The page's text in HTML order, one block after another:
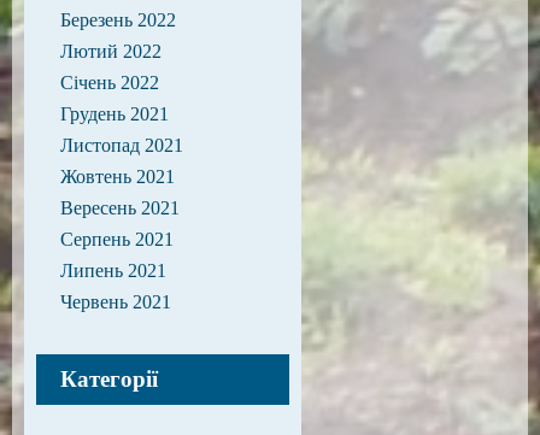
Березень 2022
Лютий 2022
Січень 2022
Грудень 2021
Листопад 2021
Жовтень 2021
Вересень 2021
Серпень 2021
Липень 2021
Червень 2021
Категорії